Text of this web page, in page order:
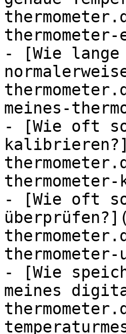
- [Wie lange
meines-
- [Wie oft
- [Wie oft
- [Wie
meines